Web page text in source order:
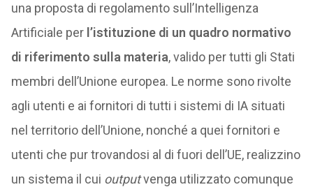
una proposta di regolamento sull’Intelligenza
Artificiale per l’istituzione di un quadro normativo
di riferimento sulla materia, valido per tutti gli Stati
membri dell’Unione europea. Le norme sono rivolte
agli utenti e ai fornitori di tutti i sistemi di IA situati
nel territorio dell’Unione, nonché a quei fornitori e
utenti che pur trovandosi al di fuori dell’UE, realizzino
un sistema il cui outputvenga utilizzato comunque